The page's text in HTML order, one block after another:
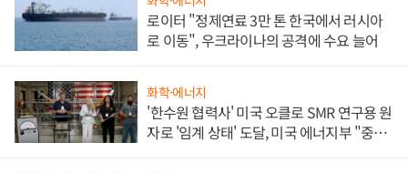
로이터 "정제연료 3만 톤 한국에서 러시아
로 이동", 우크라이나의 공격에 수요 늘어
화학·에너지
'한수원 협력사' 미국 오클로 SMR 연구용 원
자로 '임계 상태' 도달, 미국 에너지부 "중요